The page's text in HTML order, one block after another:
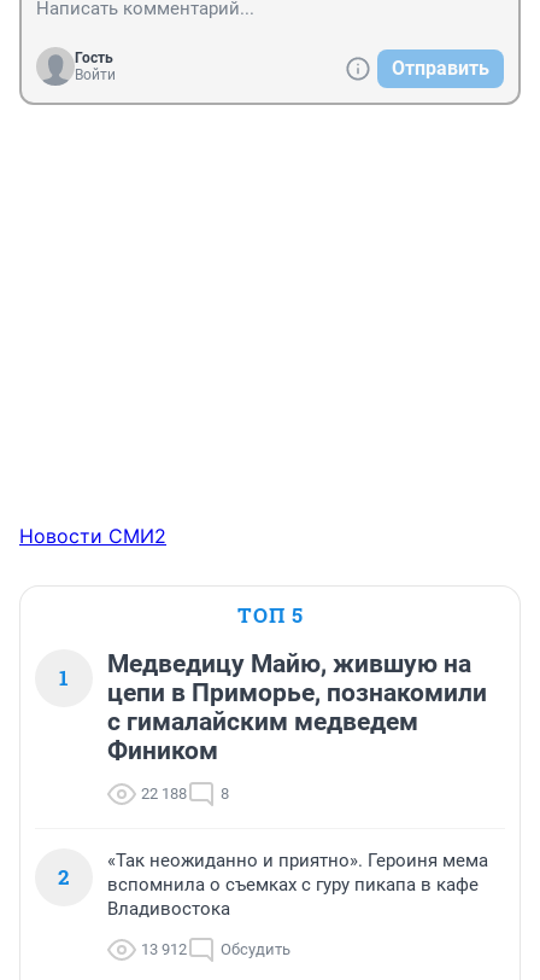
Гость
Войти
Отправить
Новости СМИ2
ТОП 5
1
Медведицу Майю, жившую на
цепи в Приморье, познакомили
с гималайским медведем
Фиником
22 188 8
2
«Так неожиданно и приятно». Героиня мема
вспомнила о съемках с гуру пикапа в кафе
Владивостока
13 912 Обсудить